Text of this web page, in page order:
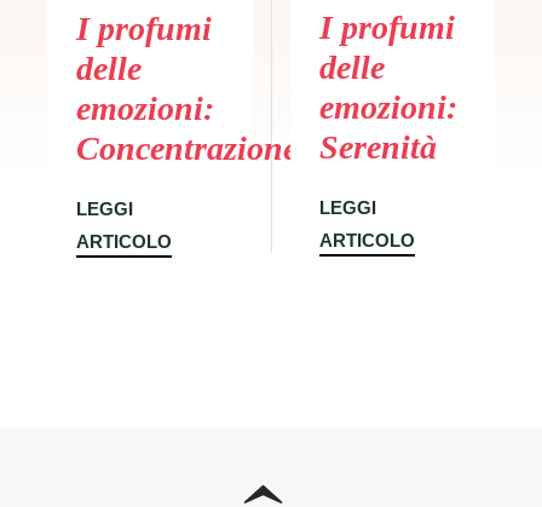
PRECEDENTE
I profumi
delle
emozioni:
Concentrazione
LEGGI
ARTICOLO
I profumi
delle
emozioni:
Serenità
LEGGI
ARTICOLO